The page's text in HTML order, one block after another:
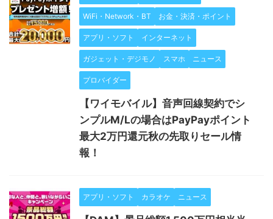
WiFi・Network・BT お金・決済・ポイント
アプリ・ソフト インターネット
ガジェット・デジモノ スマホ ニュース
プロバイダー
【ワイモバイル】音声回線契約でシ
ンプルM/Lの場合はPayPayポイント
最大2万円還元秋の先取りセール情
報！
アプリ・ソフト カラオケ ニュース